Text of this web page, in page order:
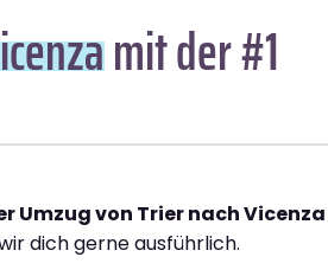
mit der #1
Umzug von Trier nach Vicenza
dich gerne ausführlich.